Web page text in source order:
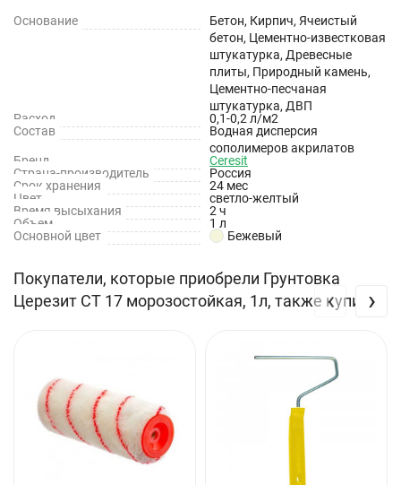
Обладает высокой проникающей способностью, снижает
впитывающую способность оснований, связывает пыль,
укрепляет поверхность, предотвращает пересыхание
тонкослойных выравнивающих смесей, повышает адгезию
материалов к основанию, повышает растекаемость
напольных смесей и предотвращает появление пузырьков
воздуха на выравнивающем слое.
Благодаря содержанию пигмента позволяет легко отличить
обработанную поверхность.
Укрепляет поверхность и связывает пыль
Не снижает паропроницаемость основания
Светло-желтый цвет позволяет легко отличить
загрунтованную поверхность от незагрунтованной
Основание
Бетон, Кирпич, Ячеистый
бетон, Цементно-известковая
штукатурка, Древесные
плиты, Природный камень,
Цементно-песчаная
штукатурка, ДВП
Расход
0,1-0,2 л/м2
Состав
Водная дисперсия
сополимеров акрилатов
Бренд
Ceresit
Страна-производитель
Россия
Срок хранения
24 мес
Цвет
светло-желтый
Время высыхания
2 ч
Объем
1 л
Основной цвет
Бежевый
Покупатели, которые приобрели Грунтовка
Церезит CT 17 морозостойкая, 1л, также купили
‹ ›